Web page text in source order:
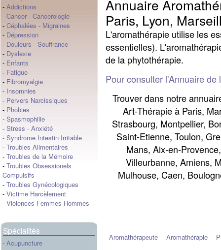
- Addictions
- Cancer - Cancerologie
- Céphalées - Migraines
- Dépression
- Douleurs - Souffrance
- Dyslexie
- Enfants
- Fatigue
- Fibromyalgie
- Insomnies
- Pervers Narcissiques
- Phobies
- Spasmophilie
- Stress - Anxiété
- Syndrome Intestin Irritable
- Troubles Alimentaires
- Troubles de la Mémoire
- Troubles Obsessionels
Compulsifs
- Troubles Gynécologiques
- Victime Harcèlement
- Violences Femmes Hommes
Spécialités
- Acupuncture
Annuaire
Paris, Lyon,
L'aromathérapie utilise les
essentielles).
de la phytothérapie.
Pour consulter l'Annuaire
Trouver dans notre
Art-Thérapie à Paris,
Strasbourg, Montpellier,
Saint-Etienne, Toulon,
Mans, Aix-en-
Villeurbanne, Amiens,
Mulhouse, Caen,
Aromathérapeute Aromathérapie